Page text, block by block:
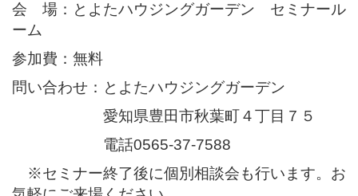
会 場：とよたハウジングガーデン セミナール
ーム
参加費：無料
問い合わせ：とよたハウジングガーデン
愛知県豊田市秋葉町４丁目７５
電話0565-37-7588
※セミナー終了後に個別相談会も行います。お